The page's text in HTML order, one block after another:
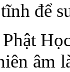
để
âm